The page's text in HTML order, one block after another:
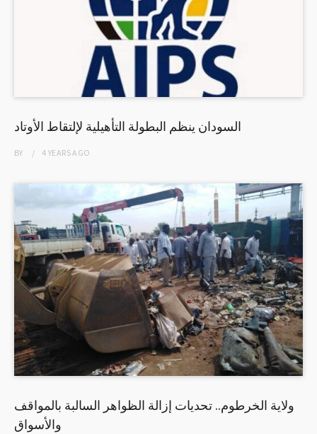
السودان ينظم البطولة التأهيلية لإلتقاط الأوتاد
BY 4 YEARSAGO
ولاية الخرطوم.. تحديات إزالة الظواهر السالبة بالمواقف
والأسواق